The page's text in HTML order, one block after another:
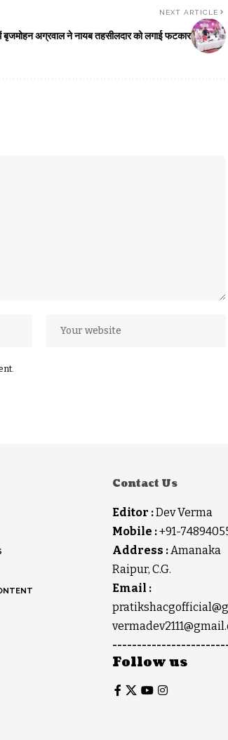
NEXT ARTICLE
बृजमोहन अग्रवाल ने नायब तहसीलदार को लगाई फटकार
Contact Us
Editor :Dev Verma
Mobile :+91-
Address :Amanaka
Raipur, C.G.
Email :
Follow us